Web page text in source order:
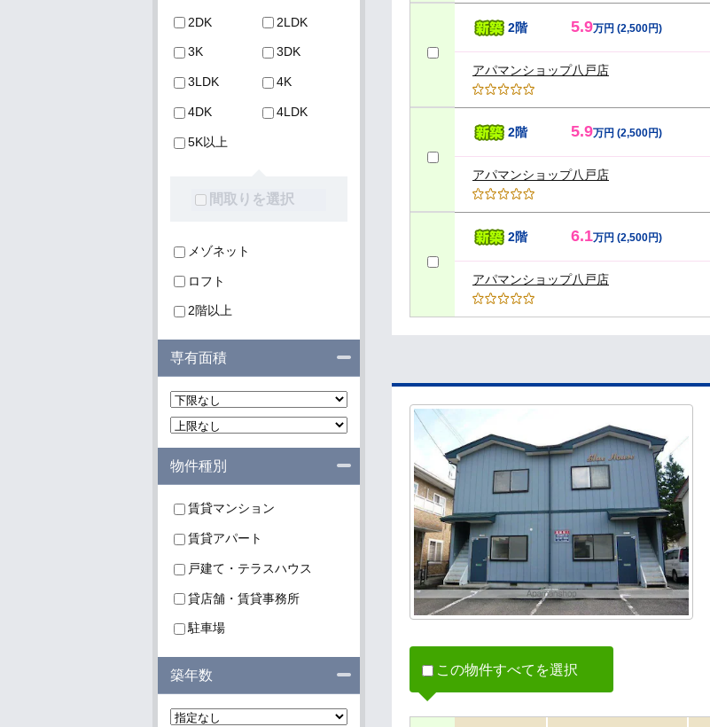
2階 5.9万円 (2,500円)
アパマンショップ八戸店
2階 5.9万円 (2,500円)
アパマンショップ八戸店
2階 6.1万円 (2,500円)
アパマンショップ八戸店
この物件すべてを選択
2DK 2LDK
3K 3DK
3LDK 4K
4DK 4LDK
5K以上
間取りを選択
メゾネット
ロフト
2階以上
専有面積
物件種別
賃貸マンション
賃貸アパート
戸建て・テラスハウス
貸店舗・賃貸事務所
駐車場
築年数